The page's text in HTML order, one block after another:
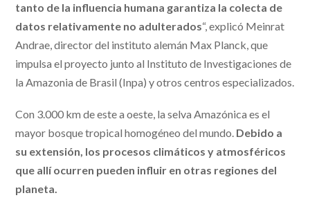
tanto de la influencia humana garantiza la colecta de
datos relativamente no adulterados“, explicó Meinrat
Andrae, director del instituto alemán Max Planck, que
impulsa el proyecto junto al Instituto de Investigaciones de
la Amazonia de Brasil (Inpa) y otros centros especializados.
Con 3.000 km de este a oeste, la selva Amazónica es el
mayor bosque tropical homogéneo del mundo. Debido a
su extensión, los procesos climáticos y atmosféricos
que allí ocurren pueden influir en otras regiones del
planeta.